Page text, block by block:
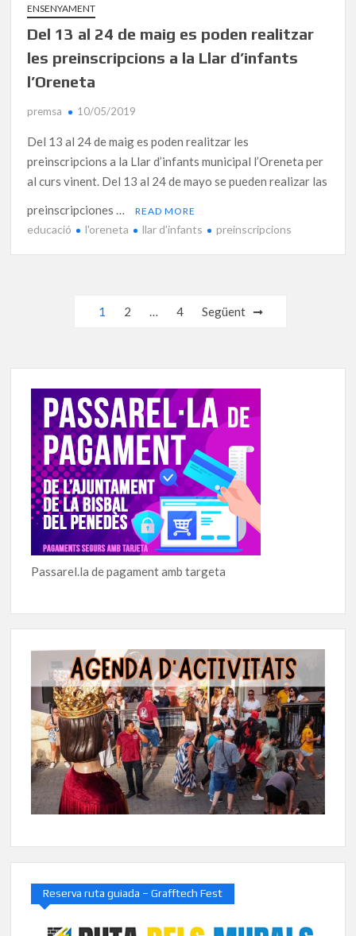
ENSENYAMENT
Del 13 al 24 de maig es poden realitzar
les preinscripcions a la Llar d’infants
l’Oreneta
premsa 10/05/2019
Del 13 al 24 de maig es poden realitzar les
preinscripcions a la Llar d’infants municipal l’Oreneta per
al curs vinent. Del 13 al 24 de mayo se pueden realizar las
preinscripciones …
READ MORE
educació l'oreneta llar d'infants preinscripcions
Navegació
1 2 … 4 Següent
Passarel.la de pagament amb targeta
Reserva ruta guiada – Grafftech Fest